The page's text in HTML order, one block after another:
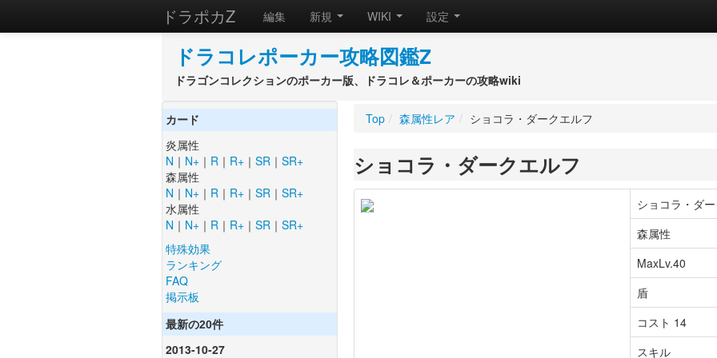
ドラポカZ 編集 新規 WIKI 設定
ドラコレポーカー攻略図鑑Z
ドラゴンコレクションのポーカー版、ドラコレ＆ポーカーの攻略wiki
カード
炎属性
N ｜ N+ ｜ R ｜ R+ ｜ SR ｜ SR+
森属性
N ｜ N+ ｜ R ｜ R+ ｜ SR ｜ SR+
水属性
N ｜ N+ ｜ R ｜ R+ ｜ SR ｜ SR+
特殊効果
ランキング
FAQ
掲示板
最新の20件
2013-10-27
Top / 森属性レア / ショコラ・ダークエルフ
ショコラ・ダークエルフ
ショコラ・ダ
森属性
MaxLv.40
盾
コスト 14
スキル